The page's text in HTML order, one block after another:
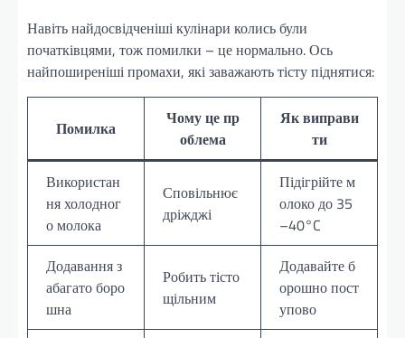
Навіть найдосвідченіші кулінари колись були
початківцями, тож помилки – це нормально. Ось
найпоширеніші промахи, які заважають тісту піднятися:
Помилка
Чому це пр
облема
Як виправи
ти
Використан
ня холодног
о молока
Сповільнює
дріжджі
Підігрійте м
олоко до 35
–40°C
Додавання з
абагато боро
шна
Робить тісто
щільним
Додавайте б
орошно пост
упово